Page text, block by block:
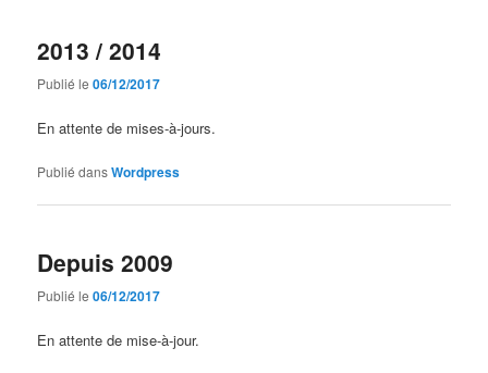
2013 / 2014
Publié le06/12/2017
En attente de mises-à-jours.
Publié dansWordpress
Depuis 2009
Publié le06/12/2017
En attente de mise-à-jour.